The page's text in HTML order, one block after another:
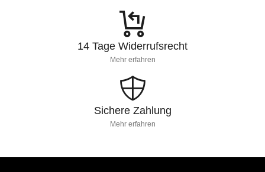
14 Tage Widerrufsrecht
Mehr erfahren
Sichere Zahlung
Mehr erfahren